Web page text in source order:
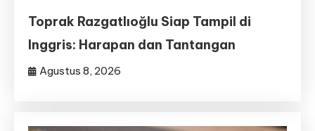
Toprak Razgatlıoğlu Siap Tampil di
Inggris: Harapan dan Tantangan
Agustus 8, 2026